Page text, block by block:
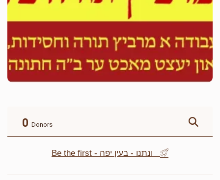
0 Donors